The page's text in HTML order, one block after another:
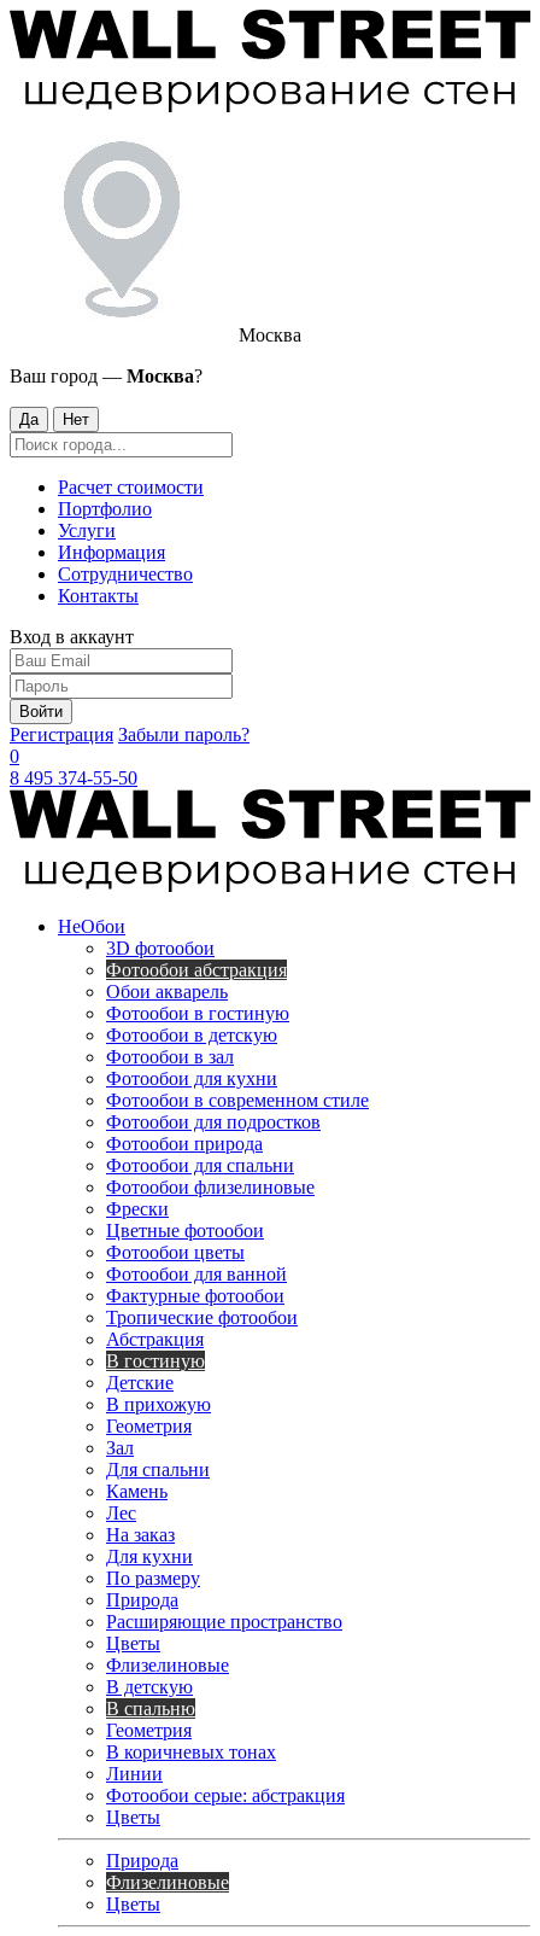
Москва
Ваш город — Москва?
Да Нет
Расчет стоимости
Портфолио
Услуги
Информация
Сотрудничество
Контакты
Вход в аккаунт
Войти
Регистрация Забыли пароль?
0
8 495 374-55-50
НеОбои
3D фотообои
Фотообои абстракция
Обои акварель
Фотообои в гостиную
Фотообои в детскую
Фотообои в зал
Фотообои для кухни
Фотообои в современном стиле
Фотообои для подростков
Фотообои природа
Фотообои для спальни
Фотообои флизелиновые
Фрески
Цветные фотообои
Фотообои цветы
Фотообои для ванной
Фактурные фотообои
Тропические фотообои
Абстракция
В гостиную
Детские
В прихожую
Геометрия
Зал
Для спальни
Камень
Лес
На заказ
Для кухни
По размеру
Природа
Расширяющие пространство
Цветы
Флизелиновые
В детскую
В спальню
Геометрия
В коричневых тонах
Линии
Фотообои серые: абстракция
Цветы
Природа
Флизелиновые
Цветы